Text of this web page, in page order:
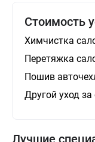
Стоимость
Химчистка
Перетяжка
Пошив
Другой уход
Лучшие